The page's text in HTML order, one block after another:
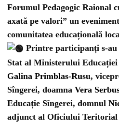
Forumul Pedagogic Raional
axată pe valori” un
comunitatea educațională
Printre participanți s-
Stat al Ministerului
Galina Primblas-Rusu,
Sîngerei, doamna Vera
Educație Sîngerei, domnul
adjunct al Oficiului Teritorial